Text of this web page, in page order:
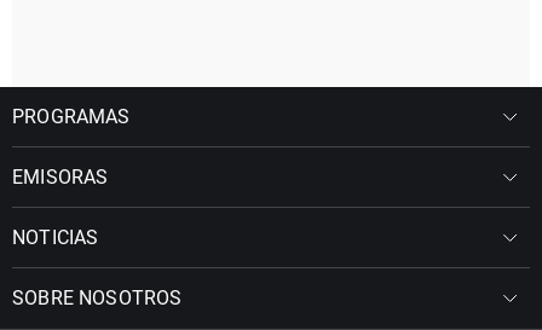
PROGRAMAS
EMISORAS
NOTICIAS
SOBRE NOSOTROS